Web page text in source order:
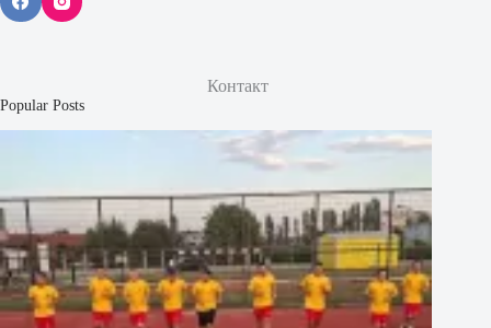
Контакт
Popular Posts